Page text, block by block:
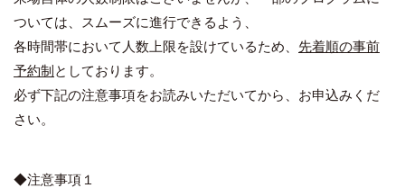
ついては、スムーズに進行できるよう、
各時間帯において人数上限を設けているため、 先着順の事前
予約制 としております。
必ず下記の注意事項をお読みいただいてから、お申込みくだ
さい。
◆注意事項１